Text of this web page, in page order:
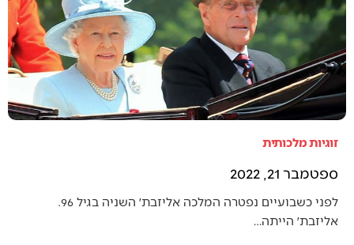
זוגיות מלכותית
ספטמבר 21, 2022
לפני כשבועיים נפטרה המלכה אליזבת׳ השניה בגיל 96.
אליזבת׳ הייתה…